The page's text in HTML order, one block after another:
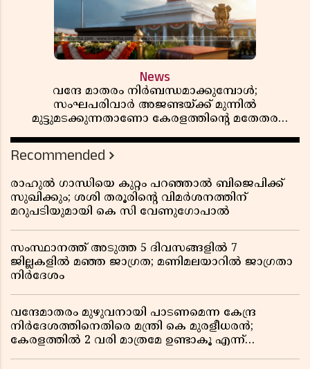
News
വന്ദേ മാതരം നിർബന്ധമാക്കുമ്പോൾ;
സംഘപരിവാർ അജണ്ടയ്ക്ക് മുന്നിൽ
മുട്ടുമടക്കുന്നതാണോ കേരളത്തിന്റെ മതേതര
Recommended
രാഹുൽ ഗാന്ധിയെ കുറ്റം പറഞ്ഞാൽ ബിജെപിക്ക്
സുഖിക്കും; ശശി തരൂരിന്റെ വിമർശനത്തിന്
മറുപടിയുമായി കെ സി വേണുഗോപാൽ
സംസ്ഥാനത്ത് അടുത്ത 5 ദിവസങ്ങളിൽ 7
ജില്ലകളിൽ മഞ്ഞ ജാഗ്രത; മണിമലയാറിൽ ജാഗ്രതാ
നിർദേശം
വന്ദേമാതരം മുഴുവനായി പാടണമെന്ന കേന്ദ്ര
നിർദേശത്തിനെതിരെ മന്ത്രി കെ മുരളീധരൻ;
കേരളത്തിൽ 2 വരി മാത്രമേ ഉണ്ടാകൂ എന്ന്